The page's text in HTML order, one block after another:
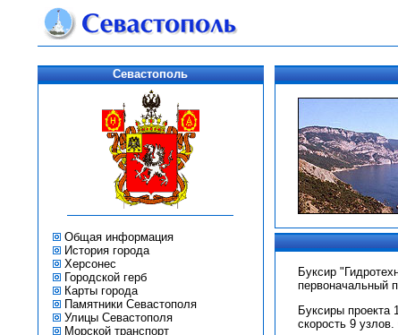
Севастополь
Общая информация
История города
Херсонес
Городской герб
Карты города
Памятники Севастополя
Улицы Севастополя
Морской транспорт
Буксир
первоначальный
Буксиры
скорость 9